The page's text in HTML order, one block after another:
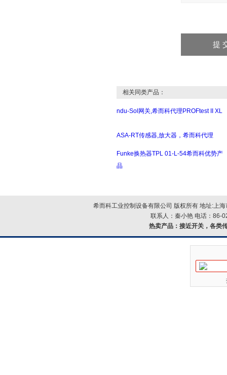
相关同类产品：
ndu-Sol网关,希而科代理PROFtest II XL
ASA-RT传感器,放大器，希而科代理
Funke换热器TPL 01-L-54希而科优势产
品
希而科工业控制设备有限公司 版权所有 地址:上
联系人：秦小艳 电话：86-
热卖产品： 接近开关，各类